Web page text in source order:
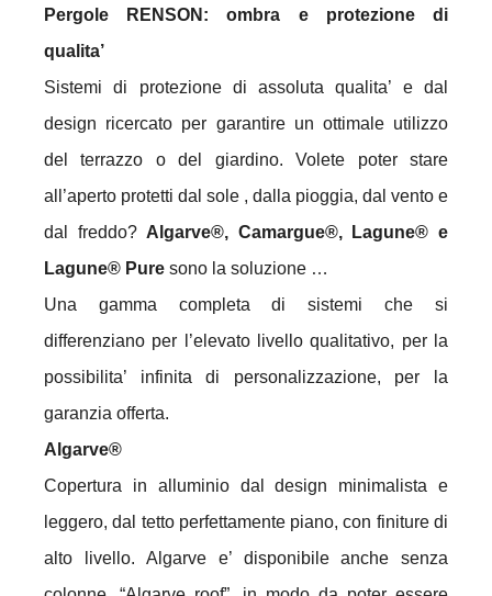
Pergole RENSON: ombra e protezione di
qualita’
Sistemi di protezione di assoluta qualita’ e dal
design ricercato per garantire un ottimale utilizzo
del terrazzo o del giardino. Volete poter stare
all’aperto protetti dal sole , dalla pioggia, dal vento e
dal freddo? Algarve®, Camargue®, Lagune® e
Lagune® Pure sono la soluzione …
Una gamma completa di sistemi che si
differenziano per l’elevato livello qualitativo, per la
possibilita’ infinita di personalizzazione, per la
garanzia offerta.
Algarve®
Copertura in alluminio dal design minimalista e
leggero, dal tetto perfettamente piano, con finiture di
alto livello.Algarve e’ disponibile anche senza